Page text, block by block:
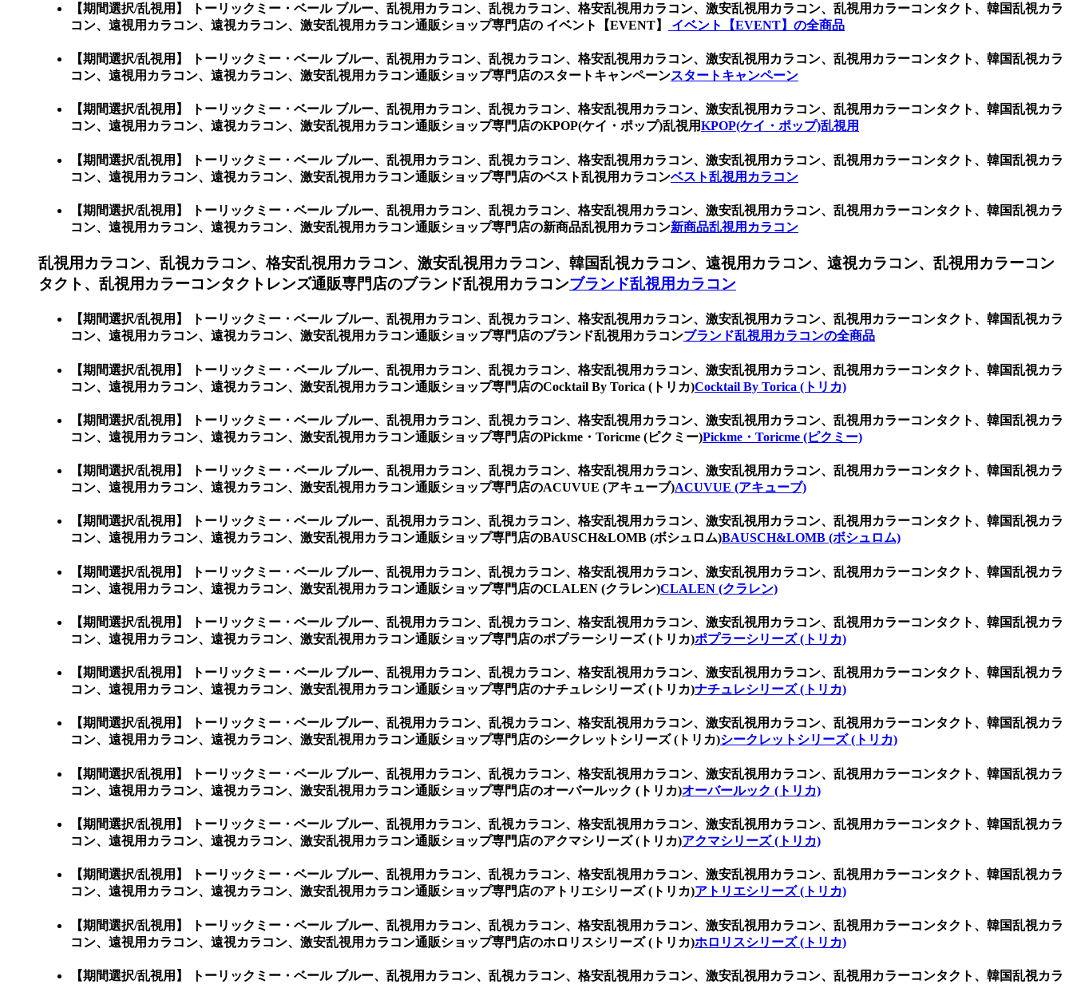
【期間選択/乱視用】 トーリックミー・ベール ブルー、乱視用カラコン、乱視カラコン、格安乱視用カラコン、激安乱視用カラコン、乱視用カラーコンタクト、韓国乱視カラ
コン、遠視用カラコン、遠視カラコン、激安乱視用カラコン通販ショップ専門店の イベント【EVENT】
イベント【EVENT】の全商品
【期間選択/乱視用】 トーリックミー・ベール ブルー、乱視用カラコン、乱視カラコン、格安乱視用カラコン、激安乱視用カラコン、乱視用カラーコンタクト、韓国乱視カラ
コン、遠視用カラコン、遠視カラコン、激安乱視用カラコン通販ショップ専門店のスタートキャンペーンスタートキャンペーン
【期間選択/乱視用】 トーリックミー・ベール ブルー、乱視用カラコン、乱視カラコン、格安乱視用カラコン、激安乱視用カラコン、乱視用カラーコンタクト、韓国乱視カラ
コン、遠視用カラコン、遠視カラコン、激安乱視用カラコン通販ショップ専門店のKPOP(ケイ・ポップ)乱視用KPOP(ケイ・ポップ)乱視用
【期間選択/乱視用】 トーリックミー・ベール ブルー、乱視用カラコン、乱視カラコン、格安乱視用カラコン、激安乱視用カラコン、乱視用カラーコンタクト、韓国乱視カラ
コン、遠視用カラコン、遠視カラコン、激安乱視用カラコン通販ショップ専門店のベスト乱視用カラコンベスト乱視用カラコン
【期間選択/乱視用】 トーリックミー・ベール ブルー、乱視用カラコン、乱視カラコン、格安乱視用カラコン、激安乱視用カラコン、乱視用カラーコンタクト、韓国乱視カラ
コン、遠視用カラコン、遠視カラコン、激安乱視用カラコン通販ショップ専門店の新商品乱視用カラコン新商品乱視用カラコン
乱視用カラコン、乱視カラコン、格安乱視用カラコン、激安乱視用カラコン、韓国乱視カラコン、遠視用カラコン、遠視カラコン、乱視用カラーコン
タクト、乱視用カラーコンタクトレンズ通販専門店のブランド乱視用カラコンブランド乱視用カラコン
【期間選択/乱視用】 トーリックミー・ベール ブルー、乱視用カラコン、乱視カラコン、格安乱視用カラコン、激安乱視用カラコン、乱視用カラーコンタクト、韓国乱視カラ
コン、遠視用カラコン、遠視カラコン、激安乱視用カラコン通販ショップ専門店のブランド乱視用カラコンブランド乱視用カラコンの全商品
【期間選択/乱視用】 トーリックミー・ベール ブルー、乱視用カラコン、乱視カラコン、格安乱視用カラコン、激安乱視用カラコン、乱視用カラーコンタクト、韓国乱視カラ
コン、遠視用カラコン、遠視カラコン、激安乱視用カラコン通販ショップ専門店のCocktail By Torica (トリカ)Cocktail By Torica (トリカ)
【期間選択/乱視用】 トーリックミー・ベール ブルー、乱視用カラコン、乱視カラコン、格安乱視用カラコン、激安乱視用カラコン、乱視用カラーコンタクト、韓国乱視カラ
コン、遠視用カラコン、遠視カラコン、激安乱視用カラコン通販ショップ専門店のPickme・Toricme (ピクミー)Pickme・Toricme (ピクミー)
【期間選択/乱視用】 トーリックミー・ベール ブルー、乱視用カラコン、乱視カラコン、格安乱視用カラコン、激安乱視用カラコン、乱視用カラーコンタクト、韓国乱視カラ
コン、遠視用カラコン、遠視カラコン、激安乱視用カラコン通販ショップ専門店のACUVUE (アキューブ)ACUVUE (アキューブ)
【期間選択/乱視用】 トーリックミー・ベール ブルー、乱視用カラコン、乱視カラコン、格安乱視用カラコン、激安乱視用カラコン、乱視用カラーコンタクト、韓国乱視カラ
コン、遠視用カラコン、遠視カラコン、激安乱視用カラコン通販ショップ専門店のBAUSCH&LOMB (ボシュロム)BAUSCH&LOMB (ボシュロム)
【期間選択/乱視用】 トーリックミー・ベール ブルー、乱視用カラコン、乱視カラコン、格安乱視用カラコン、激安乱視用カラコン、乱視用カラーコンタクト、韓国乱視カラ
コン、遠視用カラコン、遠視カラコン、激安乱視用カラコン通販ショップ専門店のCLALEN (クラレン)CLALEN (クラレン)
【期間選択/乱視用】 トーリックミー・ベール ブルー、乱視用カラコン、乱視カラコン、格安乱視用カラコン、激安乱視用カラコン、乱視用カラーコンタクト、韓国乱視カラ
コン、遠視用カラコン、遠視カラコン、激安乱視用カラコン通販ショップ専門店のポプラーシリーズ (トリカ)ポプラーシリーズ (トリカ)
【期間選択/乱視用】 トーリックミー・ベール ブルー、乱視用カラコン、乱視カラコン、格安乱視用カラコン、激安乱視用カラコン、乱視用カラーコンタクト、韓国乱視カラ
コン、遠視用カラコン、遠視カラコン、激安乱視用カラコン通販ショップ専門店のナチュレシリーズ (トリカ)ナチュレシリーズ (トリカ)
【期間選択/乱視用】 トーリックミー・ベール ブルー、乱視用カラコン、乱視カラコン、格安乱視用カラコン、激安乱視用カラコン、乱視用カラーコンタクト、韓国乱視カラ
コン、遠視用カラコン、遠視カラコン、激安乱視用カラコン通販ショップ専門店のシークレットシリーズ (トリカ)シークレットシリーズ (トリカ)
【期間選択/乱視用】 トーリックミー・ベール ブルー、乱視用カラコン、乱視カラコン、格安乱視用カラコン、激安乱視用カラコン、乱視用カラーコンタクト、韓国乱視カラ
コン、遠視用カラコン、遠視カラコン、激安乱視用カラコン通販ショップ専門店のオーバールック (トリカ)オーバールック (トリカ)
【期間選択/乱視用】 トーリックミー・ベール ブルー、乱視用カラコン、乱視カラコン、格安乱視用カラコン、激安乱視用カラコン、乱視用カラーコンタクト、韓国乱視カラ
コン、遠視用カラコン、遠視カラコン、激安乱視用カラコン通販ショップ専門店のアクマシリーズ (トリカ)アクマシリーズ (トリカ)
【期間選択/乱視用】 トーリックミー・ベール ブルー、乱視用カラコン、乱視カラコン、格安乱視用カラコン、激安乱視用カラコン、乱視用カラーコンタクト、韓国乱視カラ
コン、遠視用カラコン、遠視カラコン、激安乱視用カラコン通販ショップ専門店のアトリエシリーズ (トリカ)アトリエシリーズ (トリカ)
【期間選択/乱視用】 トーリックミー・ベール ブルー、乱視用カラコン、乱視カラコン、格安乱視用カラコン、激安乱視用カラコン、乱視用カラーコンタクト、韓国乱視カラ
コン、遠視用カラコン、遠視カラコン、激安乱視用カラコン通販ショップ専門店のホロリスシリーズ (トリカ)ホロリスシリーズ (トリカ)
【期間選択/乱視用】 トーリックミー・ベール ブルー、乱視用カラコン、乱視カラコン、格安乱視用カラコン、激安乱視用カラコン、乱視用カラーコンタクト、韓国乱視カラ